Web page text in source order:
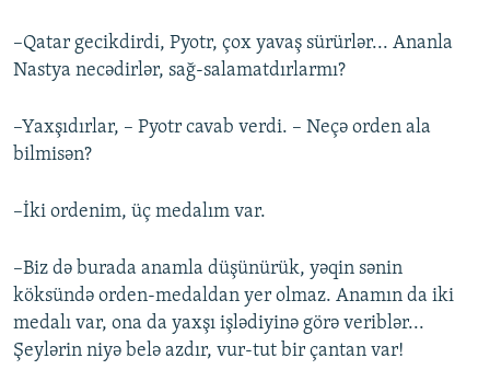
–Qatar gecikdirdi, Pyotr, çox yavaş sürürlər... Ananla
Nastya necədirlər, sağ-salamatdırlarmı?
–Yaxşıdırlar, – Pyotr cavab verdi. – Neçə orden ala
bilmisən?
–İki ordenim, üç medalım var.
–Biz də burada anamla düşünürük, yəqin sənin
köksündə orden-medaldan yer olmaz. Anamın da iki
medalı var, ona da yaxşı işlədiyinə görə veriblər...
Şeylərin niyə belə azdır, vur-tut bir çantan var!